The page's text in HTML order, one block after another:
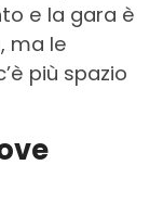
e la gara è
ma le
più spazio